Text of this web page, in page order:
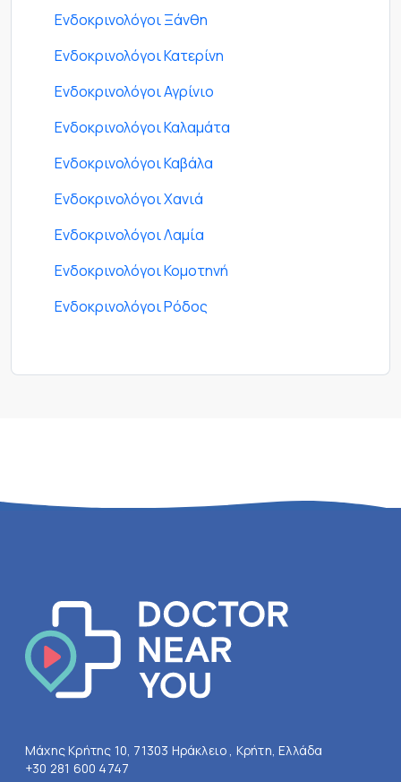
Ενδοκρινολόγοι Ξάνθη
Ενδοκρινολόγοι Κατερίνη
Ενδοκρινολόγοι Αγρίνιο
Ενδοκρινολόγοι Καλαμάτα
Ενδοκρινολόγοι Καβάλα
Ενδοκρινολόγοι Χανιά
Ενδοκρινολόγοι Λαμία
Ενδοκρινολόγοι Κομοτηνή
Ενδοκρινολόγοι Ρόδος
Μάχης Κρήτης 10, 71303 Ηράκλειο , Κρήτη, Ελλάδα
+30 281 600 4747